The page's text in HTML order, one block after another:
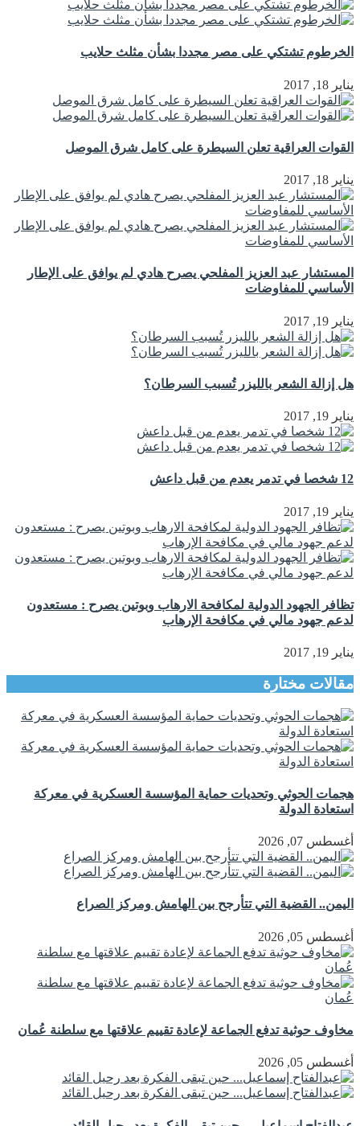
الخرطوم تشتكي على مصر مجددا بشأن مثلث حلايب
يناير 18, 2017
القوات العراقية تعلن السيطرة على كامل شرق الموصل
يناير 18, 2017
المستشار عبد العزيز المفلحي يصرح هادي لم يوافق على الإطار
الأساسي للمفاوضات
يناير 19, 2017
هل إزالة الشعر بالليزر تُسبب السرطان؟
يناير 19, 2017
12 شخصا في تدمر يعدم من قبل داعش
يناير 19, 2017
تظافر الجهود الدولية لمكافحة الارهاب وبوتين يصرح : مستعدون
لدعم جهود مالي في مكافحة الإرهاب
يناير 19, 2017
مقالات مختارة
هجمات الحوثي وتحديات حماية المؤسسة العسكرية في معركة
استعادة الدولة
أغسطس 07, 2026
اليمن.. القضية التي تتأرجح بين الهامش ومركز الصراع
أغسطس 05, 2026
مخاوف حوثية تدفع الجماعة لإعادة تقييم علاقتها مع سلطنة عُمان
أغسطس 05, 2026